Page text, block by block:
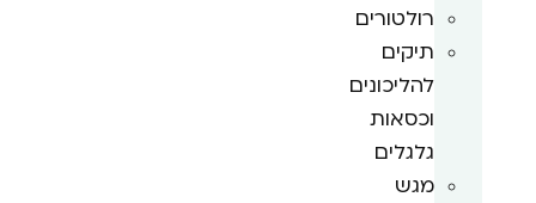
רולטורים
תיקים
להליכונים
וכסאות
גלגלים
מגש